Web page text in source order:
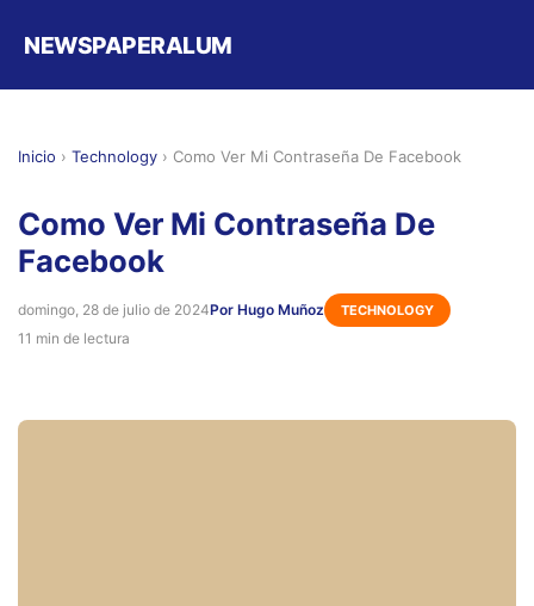
NEWSPAPERALUM
Inicio › Technology › Como Ver Mi Contraseña De Facebook
Como Ver Mi Contraseña De
Facebook
domingo, 28 de julio de 2024Por Hugo Muñoz TECHNOLOGY
11 min de lectura